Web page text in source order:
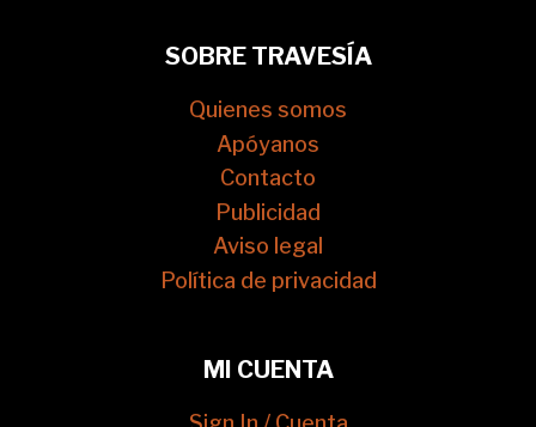
SOBRE TRAVESÍA
Quienes somos
Apóyanos
Contacto
Publicidad
Aviso legal
Política de privacidad
MI CUENTA